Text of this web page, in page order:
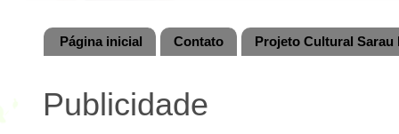
Página inicial Contato Projeto Cultural
Publicidade